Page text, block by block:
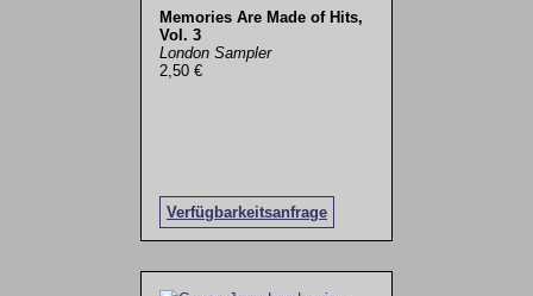
Memories Are Made of Hits,
Vol. 3
London Sampler
2,50 €
Verfügbarkeitsanfrage